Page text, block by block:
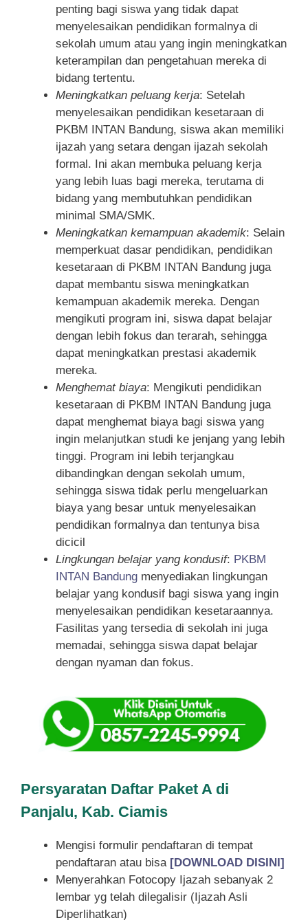
penting bagi siswa yang tidak dapat
menyelesaikan pendidikan formalnya di
sekolah umum atau yang ingin meningkatkan
keterampilan dan pengetahuan mereka di
bidang tertentu.
Meningkatkan peluang kerja: Setelah
menyelesaikan pendidikan kesetaraan di
PKBM INTAN Bandung, siswa akan memiliki
ijazah yang setara dengan ijazah sekolah
formal. Ini akan membuka peluang kerja
yang lebih luas bagi mereka, terutama di
bidang yang membutuhkan pendidikan
minimal SMA/SMK.
Meningkatkan kemampuan akademik: Selain
memperkuat dasar pendidikan, pendidikan
kesetaraan di PKBM INTAN Bandung juga
dapat membantu siswa meningkatkan
kemampuan akademik mereka. Dengan
mengikuti program ini, siswa dapat belajar
dengan lebih fokus dan terarah, sehingga
dapat meningkatkan prestasi akademik
mereka.
Menghemat biaya: Mengikuti pendidikan
kesetaraan di PKBM INTAN Bandung juga
dapat menghemat biaya bagi siswa yang
ingin melanjutkan studi ke jenjang yang lebih
tinggi. Program ini lebih terjangkau
dibandingkan dengan sekolah umum,
sehingga siswa tidak perlu mengeluarkan
biaya yang besar untuk menyelesaikan
pendidikan formalnya dan tentunya bisa
dicicil
Lingkungan belajar yang kondusif: PKBM
INTAN Bandung menyediakan lingkungan
belajar yang kondusif bagi siswa yang ingin
menyelesaikan pendidikan kesetaraannya.
Fasilitas yang tersedia di sekolah ini juga
memadai, sehingga siswa dapat belajar
dengan nyaman dan fokus.
Persyaratan Daftar Paket A di
Panjalu, Kab. Ciamis
Mengisi formulir pendaftaran di tempat
pendaftaran atau bisa [DOWNLOAD DISINI]
Menyerahkan Fotocopy Ijazah sebanyak 2
lembar yg telah dilegalisir (Ijazah Asli
Diperlihatkan)